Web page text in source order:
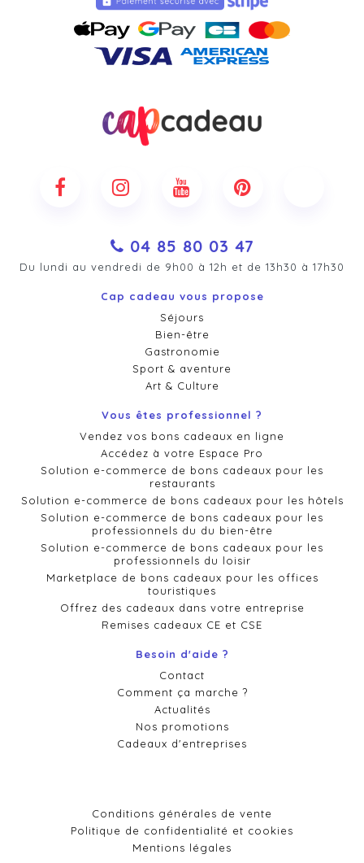
04 85 80 03 47
Du lundi au vendredi de 9h00 à 12h et de 13h30 à 17h30
Cap cadeau vous propose
Séjours
Bien-être
Gastronomie
Sport & aventure
Art & Culture
Vous êtes professionnel ?
Vendez vos bons cadeaux en ligne
Accédez à votre Espace Pro
Solution e-commerce de bons cadeaux pour les
restaurants
Solution e-commerce de bons cadeaux pour les hôtels
Solution e-commerce de bons cadeaux pour les
professionnels du du bien-être
Solution e-commerce de bons cadeaux pour les
professionnels du loisir
Marketplace de bons cadeaux pour les offices
touristiques
Offrez des cadeaux dans votre entreprise
Remises cadeaux CE et CSE
Besoin d'aide ?
Contact
Comment ça marche ?
Actualités
Nos promotions
Cadeaux d'entreprises
Conditions générales de vente
Politique de confidentialité et cookies
Mentions légales